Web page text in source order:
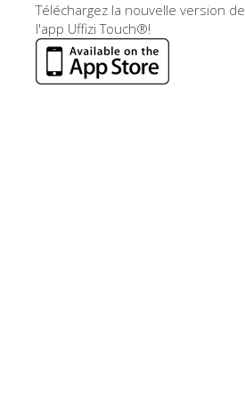
Téléchargez la nouvelle version de
l'app Uffizi Touch®!